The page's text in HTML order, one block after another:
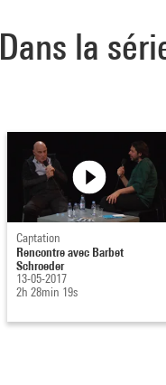
Dans la
Captation
Rencontre avec Barbet
Schroeder
13-05-2017
2h 28min 19s